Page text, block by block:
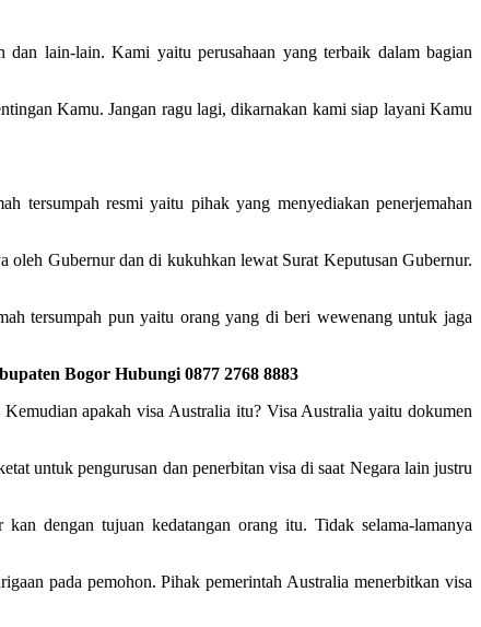
lain-lain. Kami yaitu perusahaan yang terbaik dalam bagian
Kamu. Jangan ragu lagi, dikarnakan kami siap layani Kamu
tersumpah resmi yaitu pihak yang menyediakan penerjemahan
oleh Gubernur dan di kukuhkan lewat Surat Keputusan Gubernur.
tersumpah pun yaitu orang yang di beri wewenang untuk jaga
Bogor Hubungi 0877 2768 8883
apakah visa Australia itu? Visa Australia yaitu dokumen
untuk pengurusan dan penerbitan visa di saat Negara lain justru
dengan tujuan kedatangan orang itu. Tidak selama-lamanya
pada pemohon. Pihak pemerintah Australia menerbitkan visa